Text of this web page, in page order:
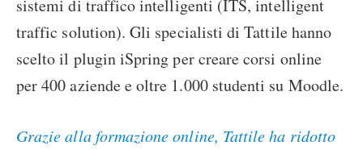
sistemi di traffico intelligenti (ITS, intelligent
traffic solution). Gli specialisti di Tattile hanno
scelto il plugin iSpring per creare corsi online
per 400 aziende e oltre 1.000 studenti su Moodle.
Grazie alla formazione online, Tattile ha ridotto